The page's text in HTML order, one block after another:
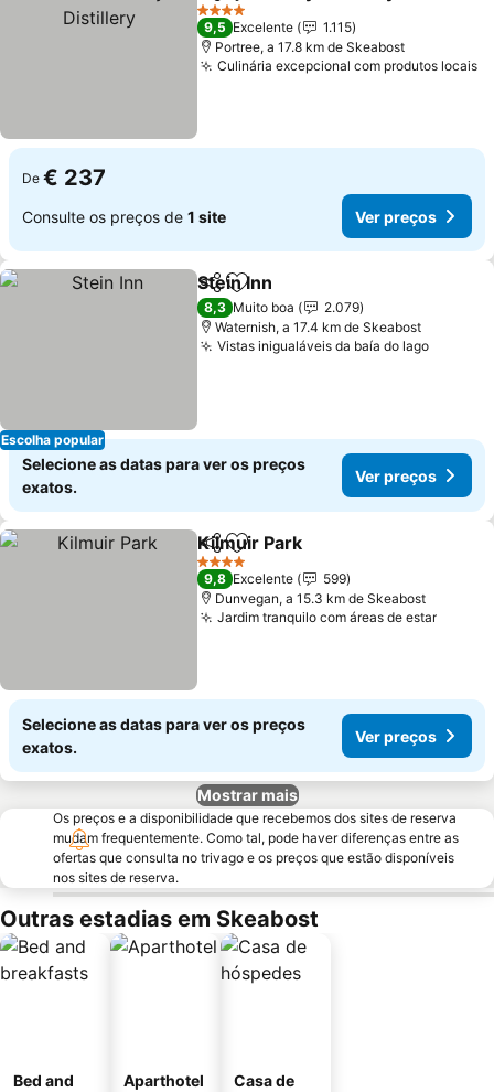
4 Estrelas
9,5 Excelente
1.115
Portree, a 17.8 km de Skeabost
Culinária excepcional com produtos locais
De € 237
Consulte os preços de 1 site Ver preços
Escolha popular
PartilharAdicionar aos favoritos
Stein Inn
8,3 Muito boa
2.079
Waternish, a 17.4 km de Skeabost
Vistas inigualáveis da baía do lagoVer
Selecione as datas para ver os preços
exatos.
Ver preços
PartilharAdicionar aos favoritos
Kilmuir Park
4 Estrelas
9,8 Excelente
599
Dunvegan, a 15.3 km de Skeabost
Jardim tranquilo com áreas de estarVer
Selecione as datas para ver os preços
exatos.
Ver preços
Mostrar mais
Os preços e a disponibilidade que recebemos dos sites de reserva
mudam frequentemente. Como tal, pode haver diferenças entre as
ofertas que consulta no trivago e os preços que estão disponíveis
nos sites de reserva.
Outras estadias em Skeabost
Bed and
Aparthotel
Casa de